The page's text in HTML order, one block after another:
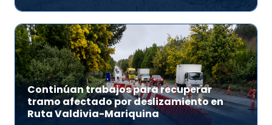
Continúan trabajos para recuperar
tramo afectado por deslizamiento en
Ruta Valdivia-Mariquina